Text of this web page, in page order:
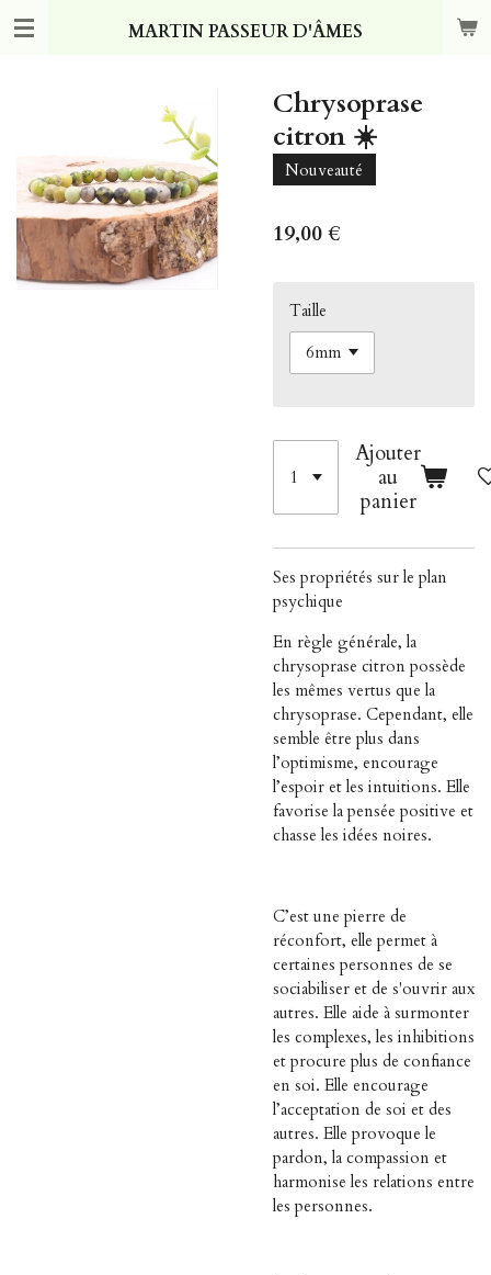
Passer
MARTIN PASSEUR D'ÂMES
Chrysoprase
citron ☀️
Nouveauté
19,00 €
Taille
Ajouter
au
panier
Ses propriétés sur le plan
psychique
En règle générale, la
chrysoprase citron possède
les mêmes vertus que la
chrysoprase. Cependant, elle
semble être plus dans
l’optimisme, encourage
l’espoir et les intuitions. Elle
favorise la pensée positive et
chasse les idées noires.
C’est une pierre de
réconfort, elle permet à
certaines personnes de se
sociabiliser et de s'ouvrir aux
autres. Elle aide à surmonter
les complexes, les inhibitions
et procure plus de confiance
en soi. Elle encourage
l’acceptation de soi et des
autres. Elle provoque le
pardon, la compassion et
harmonise les relations entre
les personnes.